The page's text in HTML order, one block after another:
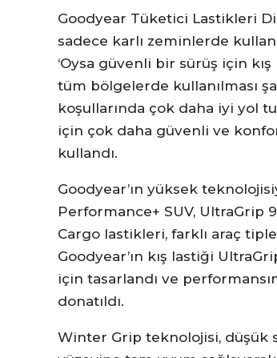
Goodyear Tüketici Lastikleri
sadece karlı zeminlerde
‘Oysa güvenli bir sürüş için
tüm bölgelerde kullanılması
koşullarında çok daha iyi yol
için çok daha güvenli ve
kullandı.
Goodyear’ın yüksek
Performance+ SUV, UltraGrip
Cargo lastikleri, farklı araç
Goodyear’ın kış lastiği
için tasarlandı ve
donatıldı.
Winter Grip teknolojisi, düşük